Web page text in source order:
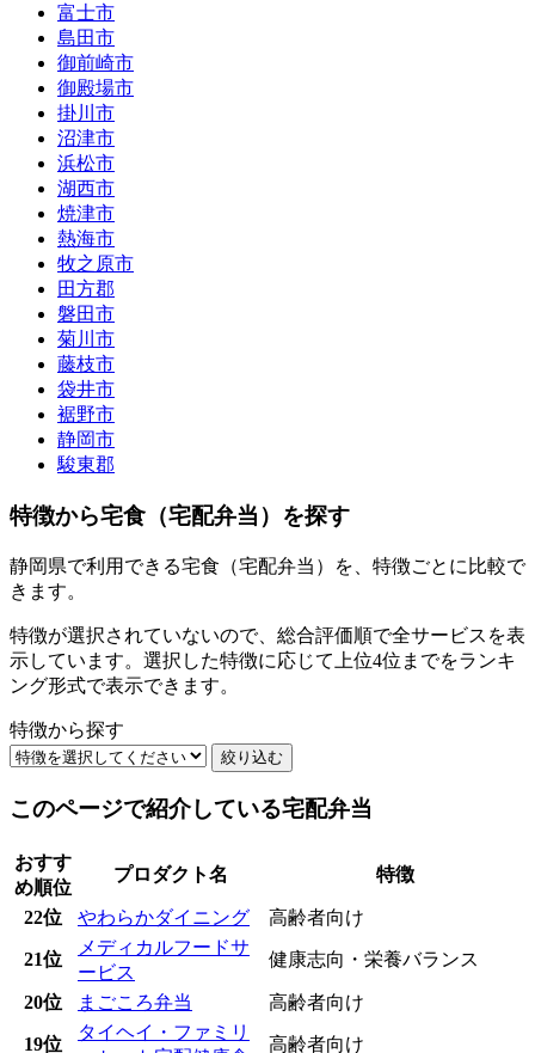
富士市
島田市
御前崎市
御殿場市
掛川市
沼津市
浜松市
湖西市
焼津市
熱海市
牧之原市
田方郡
磐田市
菊川市
藤枝市
袋井市
裾野市
静岡市
駿東郡
特徴から宅食（宅配弁当）を探す
静岡県で利用できる宅食（宅配弁当）を、特徴ごとに比較で
きます。
特徴が選択されていないので、総合評価順で全サービスを表
示しています。選択した特徴に応じて上位4位までをランキ
ング形式で表示できます。
特徴から探す
絞り込む
このページで紹介している宅配弁当
おすす
め順位
プロダクト名 特徴
22位 やわらかダイニング 高齢者向け
21位
メディカルフードサ
ービス
健康志向・栄養バランス
20位 まごころ弁当 高齢者向け
19位
タイヘイ・ファミリ
高齢者向け